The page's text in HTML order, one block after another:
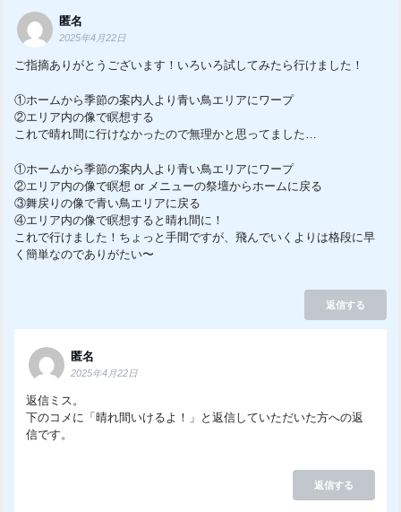
匿名
2025年4月22日
ご指摘ありがとうございます！いろいろ試してみたら行けました！
①ホームから季節の案内人より青い鳥エリアにワープ
②エリア内の像で瞑想する
これで晴れ間に行けなかったので無理かと思ってました…
①ホームから季節の案内人より青い鳥エリアにワープ
②エリア内の像で瞑想 or メニューの祭壇からホームに戻る
③舞戻りの像で青い鳥エリアに戻る
④エリア内の像で瞑想すると晴れ間に！
これで行けました！ちょっと手間ですが、飛んでいくよりは格段に早
く簡単なのでありがたい〜
返信する
匿名
2025年4月22日
返信ミス。
下のコメに「晴れ間いけるよ！」と返信していただいた方への返
信です。
返信する